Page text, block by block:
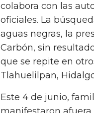
colabora con las
oficiales. La
aguas negras, la
Carbón, sin
que se repite en
Tlahuelilpan,
Este 4 de junio,